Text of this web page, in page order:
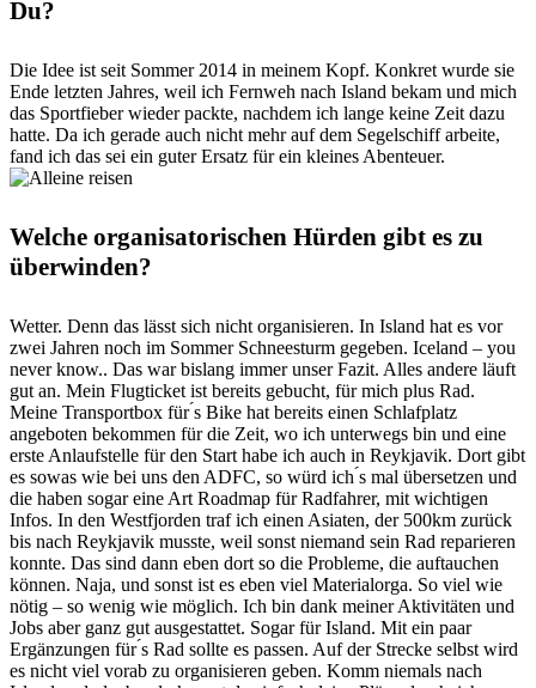
Du?
Die Idee ist seit Sommer 2014 in meinem Kopf. Konkret wurde sie
Ende letzten Jahres, weil ich Fernweh nach Island bekam und mich
das Sportfieber wieder packte, nachdem ich lange keine Zeit dazu
hatte. Da ich gerade auch nicht mehr auf dem Segelschiff arbeite,
fand ich das sei ein guter Ersatz für ein kleines Abenteuer.
Welche organisatorischen Hürden gibt es zu
überwinden?
Wetter. Denn das lässt sich nicht organisieren. In Island hat es vor
zwei Jahren noch im Sommer Schneesturm gegeben. Iceland – you
never know.. Das war bislang immer unser Fazit. Alles andere läuft
gut an. Mein Flugticket ist bereits gebucht, für mich plus Rad.
Meine Transportbox für ́s Bike hat bereits einen Schlafplatz
angeboten bekommen für die Zeit, wo ich unterwegs bin und eine
erste Anlaufstelle für den Start habe ich auch in Reykjavik. Dort gibt
es sowas wie bei uns den ADFC, so würd ich ́s mal übersetzen und
die haben sogar eine Art Roadmap für Radfahrer, mit wichtigen
Infos. In den Westfjorden traf ich einen Asiaten, der 500km zurück
bis nach Reykjavik musste, weil sonst niemand sein Rad reparieren
konnte. Das sind dann eben dort so die Probleme, die auftauchen
können. Naja, und sonst ist es eben viel Materialorga. So viel wie
nötig – so wenig wie möglich. Ich bin dank meiner Aktivitäten und
Jobs aber ganz gut ausgestattet. Sogar für Island. Mit ein paar
Ergänzungen für ́s Rad sollte es passen. Auf der Strecke selbst wird
es nicht viel vorab zu organisieren geben. Komm niemals nach